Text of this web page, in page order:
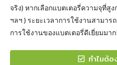
จริง) หากเลือกแบตเตอรี่ความจุที่สูง
ฯลฯ ) ระยะเวลาการใช้งานสามา
การใช้งานของแบตเตอรี่ดีเยี่ยมมาก!
ทำไมต้อ